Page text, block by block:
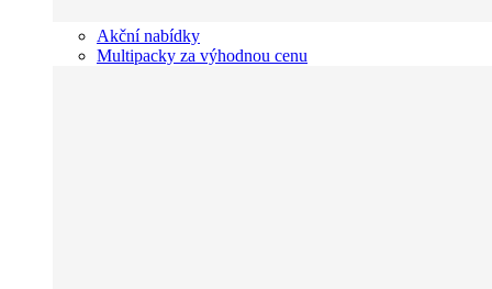
Akční nabídky
Multipacky za výhodnou cenu